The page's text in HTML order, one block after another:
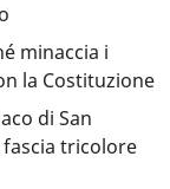
minaccia i
la Costituzione
di San
tricolore